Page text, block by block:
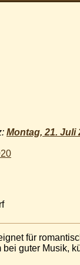
Montag, 21. Juli
für
guter Musik,